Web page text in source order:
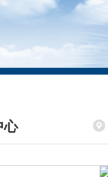
心
CENTER